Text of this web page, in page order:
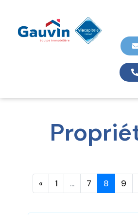
« 1 ... 7 8 9